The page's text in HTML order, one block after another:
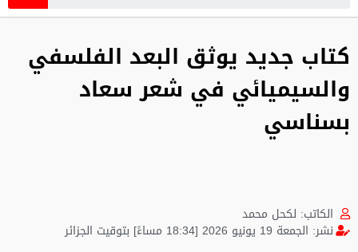
كتاب جديد يوثق البعد الفلسفي
والسيميائي في شعر سعاد
بسناسي
الكاتب: لكحل محمد
نشر: الجمعة 19 يونيو 2026 [18:34 مساءً] بتوقيت الجزائر